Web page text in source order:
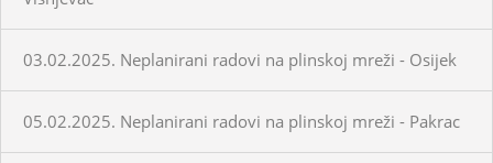
03.02.2025. Neplanirani radovi na plinskoj mreži - Osijek
05.02.2025. Neplanirani radovi na plinskoj mreži - Pakrac